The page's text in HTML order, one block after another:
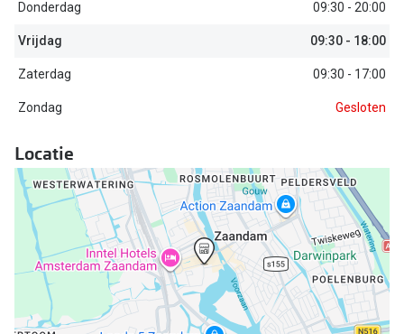
Merken
Ray-Ban
DbyD
Michael Kors
Emporio Armani
Unofficial
Oakley
Ralph Lauren
Biofinity
Dailies
Alle
Doe de
Lenzen
Alles
Donderdag 09:30 - 20:00
Vrijdag 09:30 - 18:00
Zaterdag 09:30 - 17:00
Zondag Gesloten
Locatie